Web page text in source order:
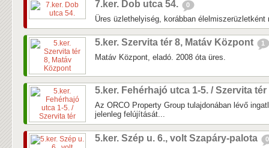
7.ker. Dob utca 54. 0
Üres üzlethelyiség, korábban élelmiszerüzletként
5.ker. Szervita tér 8, Matáv Központ 1
Matáv Központ, eladó. 2008 óta üres.
5.ker. Fehérhajó utca 1-5. / Szervita tér
Az ORCO Property Group tulajdonában lévő
jelenleg felújítását...
5.ker. Szép u. 6., volt Szapáry-palota 0